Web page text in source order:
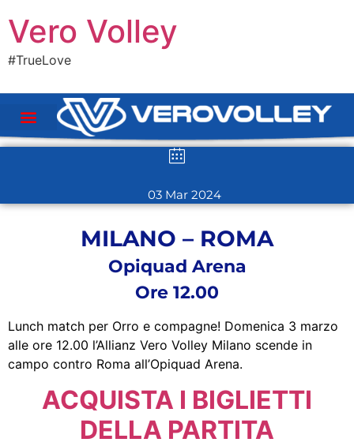
Vero Volley
#TrueLove
03 Mar 2024
MILANO – ROMA
Opiquad Arena
Ore 12.00
Lunch match per Orro e compagne! Domenica 3 marzo
alle ore 12.00 l’Allianz Vero Volley Milano scende in
campo contro Roma all’Opiquad Arena.
ACQUISTA I BIGLIETTI
DELLA PARTITA